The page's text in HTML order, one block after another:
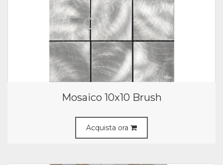
Mosaico 10x10 Brush
Acquista ora